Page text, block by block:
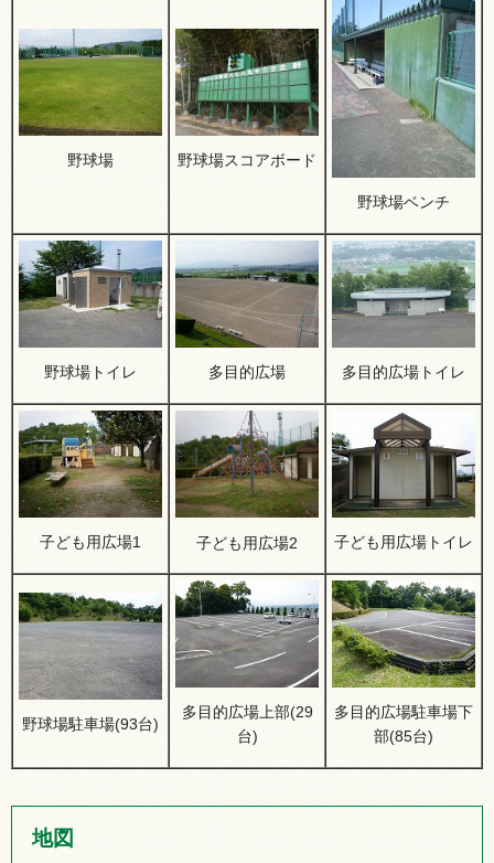
野球場 野球場スコアボード
野球場ベンチ
野球場トイレ 多目的広場 多目的広場トイレ
子ども用広場1 子ども用広場2 子ども用広場トイレ
野球場駐車場(93台)
多目的広場上部(29
台)
多目的広場駐車場下
部(85台)
地図